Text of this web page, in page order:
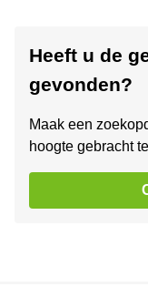
Heeft u de
gevonden?
Maak een
hoogte gebracht